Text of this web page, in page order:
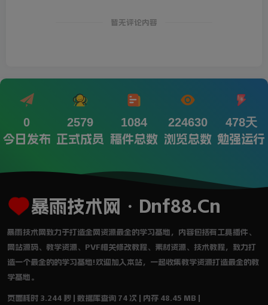
暂无评论内容
0
今日发布
2579
正式成员
1084
稿件总数
224630
浏览总数
478天
勉强运行
暴雨技术网・Dnf88.Cn
暴雨技术网致力于打造全网资源最全的学习基地，内容包括有工具插件、
网站源码、教学资源、PVF相关修改教程、素材资源、技术教程，致力打
造一个最全的的学习基地!欢迎加入本站，一起收集教学资源打造最全的教
学基地。
页面耗时 3.244 秒 | 数据库查询 74 次 | 内存 48.45 MB |